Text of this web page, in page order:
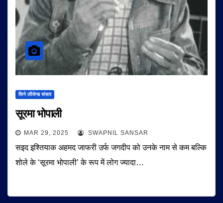
सिने लीजेन्ड संसार
सूरमा भोपाली
MAR 29, 2025 SWAPNIL SANSAR
सइद इश्तियाक अहमद जाफरी उर्फ जगदीप को उनके नाम से कम बल्कि
शोले के ‘सूरमा भोपाली’ के रूप में लोग ज्यादा…